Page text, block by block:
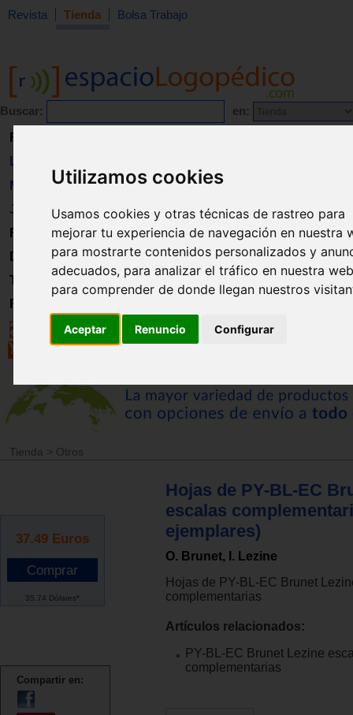
Utilizamos cookies
Usamos cookies y otras técnicas de rastreo para
mejorar tu experiencia de navegación en nuestra
para mostrarte contenidos personalizados y
adecuados, para analizar el tráfico en nuestra
para comprender de donde llegan nuestros
Aceptar Renuncio Configurar
Revista Tienda Bolsa Trabajo
Buscar: en:
Revista
Libros
Material
Juguetes
Formación
Directorio
Trabajo
Registro
Tienda > Otros
37.49 Euros
35.74 Dólares*
Compartir en:
Hojas de PY-BL-EC
escalas
ejemplares)
O. Brunet, I. Lezine
Hojas de PY-BL-EC Brunet
complementarias
Artículos relacionados:
PY-BL-EC Brunet Lezine
complementarias